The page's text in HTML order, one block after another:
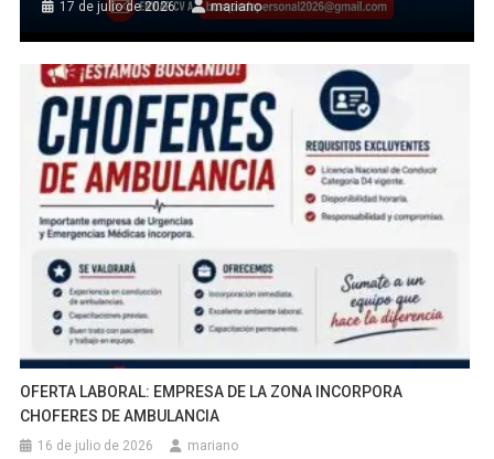
17 de julio de 2026 mariano
OFERTA LABORAL: EMPRESA DE LA ZONA INCORPORA
CHOFERES DE AMBULANCIA
16 de julio de 2026 mariano